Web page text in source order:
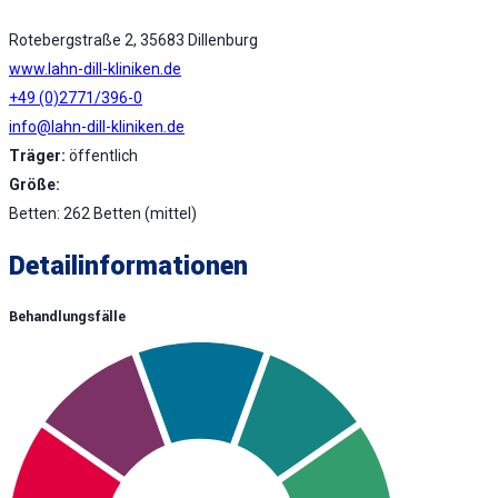
Rotebergstraße 2, 35683 Dillenburg
www.lahn-dill-kliniken.de
+49 (0)2771/396-0
info@lahn-dill-kliniken.de
Träger: öffentlich
Größe:
Betten: 262 Betten (mittel)
Detailinformationen
Behandlungsfälle